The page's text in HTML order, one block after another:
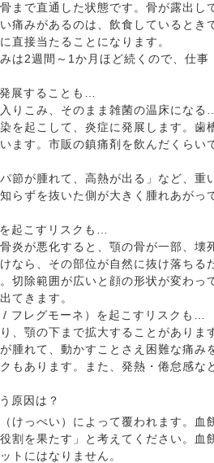
まで直通した状態です。骨が露出し
痛みがあるのは、飲食しているとき
直接当たることになります。
は2週間～1か月ほど続くので、仕事
展することも…
りこみ、そのまま雑菌の温床になる
を起こして、炎症に発展します。歯
ます。市販の鎮痛剤を飲んだくらい
節が腫れて、高熱が出る」など、重
らずを抜いた側が大きく腫れあがっ
起こすリスクも…
炎が悪化すると、顎の骨が一部、壊
なら、その部位が自然に抜け落ちる
切除範囲が広いと顔の形状が変わっ
てきます。
フレグモーネ）を起こすリスクも…
、顎の下まで拡大することがありま
腫れて、動かすことさえ困難な痛み
もあります。また、発熱・倦怠感な
原因は？
けっぺい）によって覆われます。血
割を果たす」と考えてください。血
トにはなりません。